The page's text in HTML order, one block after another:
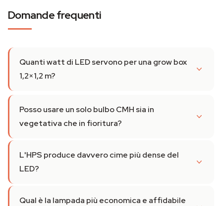
Domande frequenti
Quanti watt di LED servono per una grow box
1,2×1,2 m?
Posso usare un solo bulbo CMH sia in
vegetativa che in fioritura?
L'HPS produce davvero cime più dense del
LED?
Qual è la lampada più economica e affidabile